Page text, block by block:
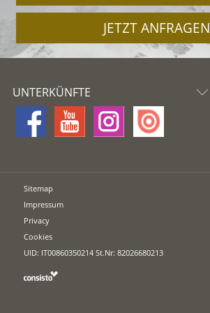
JETZT ANFRAGEN
UNTERKÜNFTE
Sitemap
Impressum
Privacy
Cookies
UID: IT00860350214 St.Nr: 82026680213